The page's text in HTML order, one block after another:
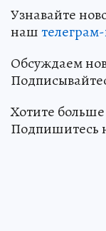
Узнавайте
наш
Обсуждаем
Хотите
Подпишитесь